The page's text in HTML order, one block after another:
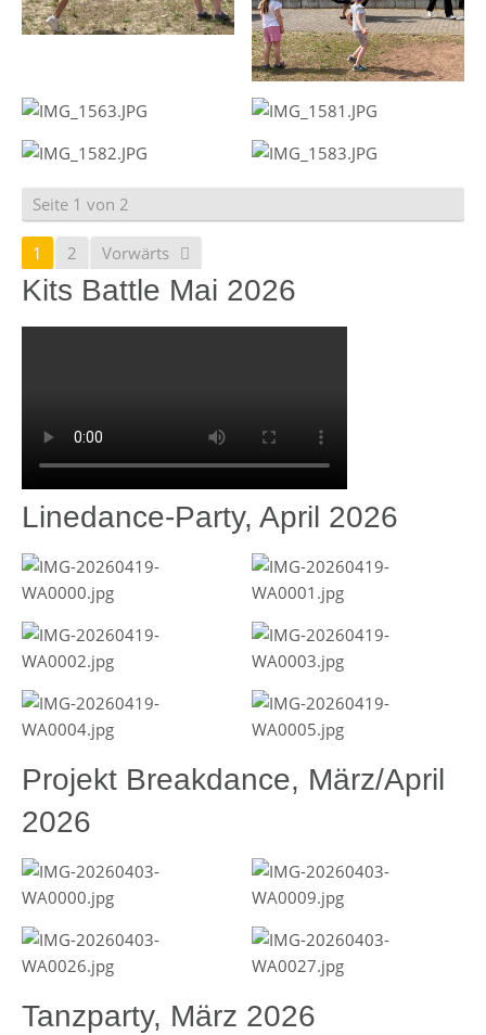
Seite 1 von 2
1 2 Vorwärts
Kits Battle Mai 2026
Linedance-Party, April 2026
Projekt Breakdance, März/April
2026
Tanzparty, März 2026